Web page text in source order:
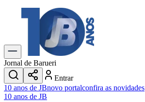
Explore Tudo
Últimas Notícias
Previsão do Tempo
Trânsito e Rotas
Dia a Dia & Lazer
Transportes
Gastronomia
Cinema & Shows
JogosNovo
Jornal de Barueri
Entrar
10 anos de JBnovo portalconfira as novidades
10 anos de JB